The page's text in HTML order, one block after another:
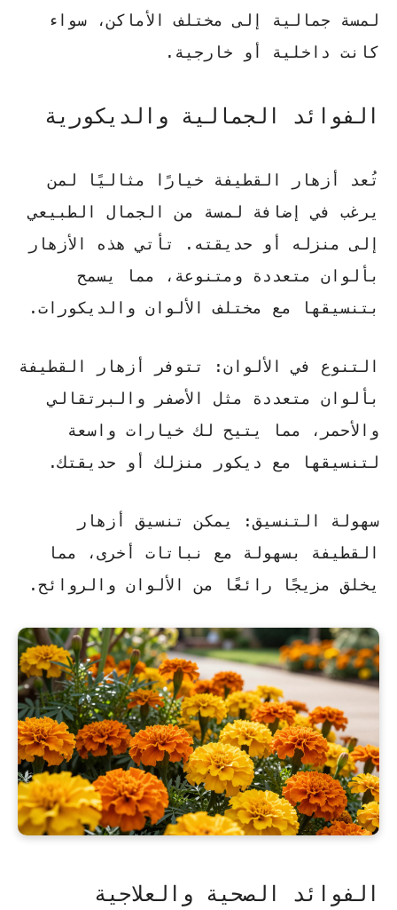
لمسة جمالية إلى مختلف الأماكن، سواء
كانت داخلية أو خارجية.
الفوائد الجمالية والديكورية
تُعد أزهار القطيفة خيارًا مثاليًا لمن
يرغب في إضافة لمسة من الجمال الطبيعي
إلى منزله أو حديقته. تأتي هذه الأزهار
بألوان متعددة ومتنوعة، مما يسمح
بتنسيقها مع مختلف الألوان والديكورات.
التنوع في الألوان: تتوفر أزهار القطيفة
بألوان متعددة مثل الأصفر والبرتقالي
والأحمر، مما يتيح لك خيارات واسعة
لتنسيقها مع ديكور منزلك أو حديقتك.
سهولة التنسيق: يمكن تنسيق أزهار
القطيفة بسهولة مع نباتات أخرى، مما
يخلق مزيجًا رائعًا من الألوان والروائح.
الفوائد الصحية والعلاجية